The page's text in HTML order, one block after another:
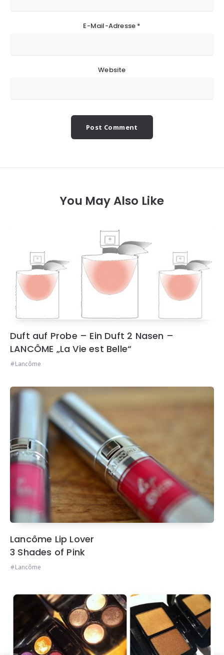
E-Mail-Adresse *
Website
You May Also Like
Duft auf Probe – Ein Duft 2 Nasen –
LANCÔME „La Vie est Belle“
Lancôme
Lancôme Lip Lover
3 Shades of Pink
Lancôme